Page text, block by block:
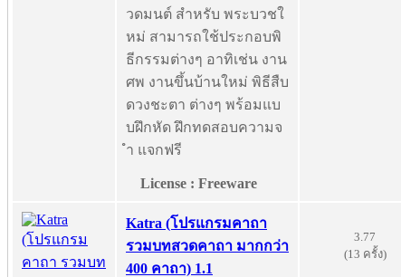
วดมนต์ สำหรับ พระบวชใ
หม่ สามารถใช้ประกอบพิ
ธีกรรมต่างๆ อาทิเช่น งาน
ศพ งานขึ้นบ้านใหม่ พิธีสืบ
ดวงชะตา ต่างๆ พร้อมแบ
บฝึกหัด ฝึกทดสอบความจ
ำ แจกฟรี
License : Freeware
Katra (โปรแกรมคาถา
รวมบทสวดคาถา มากกว่า
400 คาถา) 1.1
3.77
(13 ครั้ง)